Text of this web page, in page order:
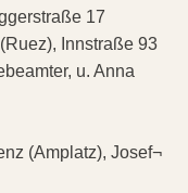
17
Innstraße 93
u. Anna
(Amplatz), Josef¬